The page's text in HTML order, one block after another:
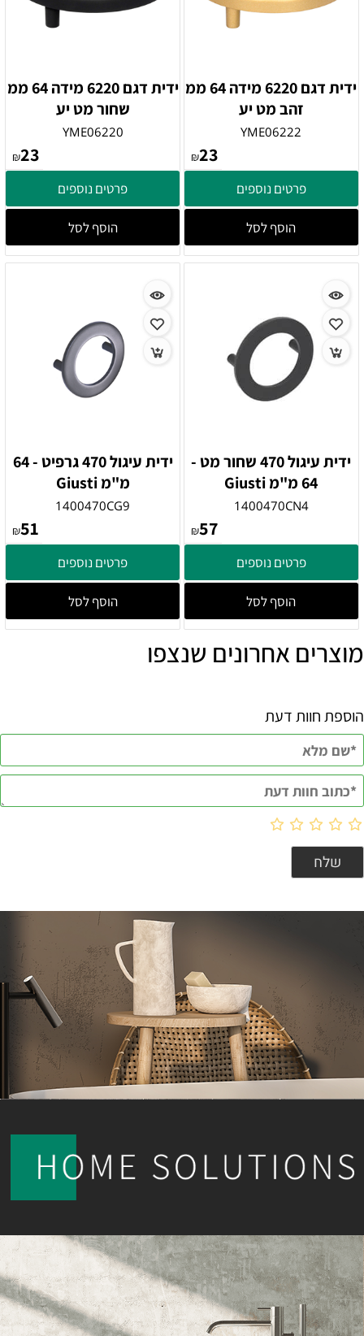
ידית דגם 6220 מידה 64 ממ
זהב מט יע
YME06222
₪23
פרטים נוספים
הוסף לסל
ידית דגם 6220 מידה 64 ממ
שחור מט יע
YME06220
₪23
פרטים נוספים
הוסף לסל
ידית עיגול 470 שחור מט -
64 מ"מ Giusti
1400470CN4
₪57
פרטים נוספים
הוסף לסל
ידית עיגול 470 גרפיט - 64
מ"מ Giusti
1400470CG9
₪51
פרטים נוספים
הוסף לסל
מוצרים אחרונים שנצפו
הוספת חוות דעת